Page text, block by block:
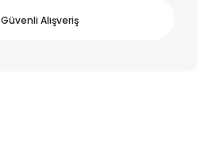
Güvenli Alışveriş